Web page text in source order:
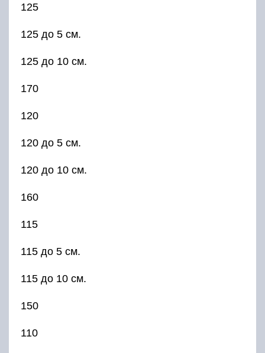
125
125 до 5 см.
125 до 10 см.
170
120
120 до 5 см.
120 до 10 см.
160
115
115 до 5 см.
115 до 10 см.
150
110